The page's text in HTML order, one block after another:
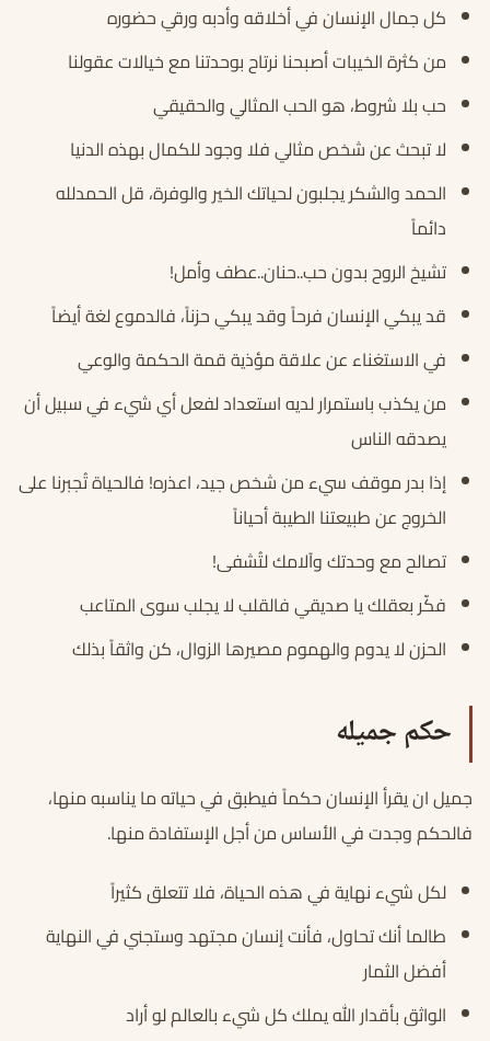
كل جمال الإنسان في أخلاقه وأدبه ورقي حضوره
من كثرة الخيبات أصبحنا نرتاح بوحدتنا مع خيالات عقولنا
حب بلا شروط، هو الحب المثالي والحقيقي
لا تبحث عن شخص مثالي فلا وجود للكمال بهذه الدنيا
الحمد والشكر يجلبون لحياتك الخير والوفرة، قل الحمدلله
دائماً
تشيخ الروح بدون حب..حنان..عطف وأمل!
قد يبكي الإنسان فرحاً وقد يبكي حزناً، فالدموع لغة أيضاً
في الاستغناء عن علاقة مؤذية قمة الحكمة والوعي
من يكذب باستمرار لديه استعداد لفعل أي شيء في سبيل أن
يصدقه الناس
إذا بدر موقف سيء من شخص جيد، اعذره! فالحياة تُجبرنا على
الخروج عن طبيعتنا الطيبة أحياناً
تصالح مع وحدتك وآلامك لتُشفى!
فكّر بعقلك يا صديقي فالقلب لا يجلب سوى المتاعب
الحزن لا يدوم والهموم مصيرها الزوال، كن واثقاً بذلك
حكم جميله
جميل ان يقرأ الإنسان حكماً فيطبق في حياته ما يناسبه منها،
فالحكم وجدت في الأساس من أجل الإستفادة منها.
لكل شيء نهاية في هذه الحياة، فلا تتعلق كثيراً
طالما أنك تحاول، فأنت إنسان مجتهد وستجني في النهاية
أفضل الثمار
الواثق بأقدار الله يملك كل شيء بالعالم لو أراد